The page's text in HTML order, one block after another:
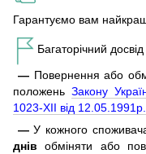
Гарантуємо вам
Багаторічний
— Повернення або
положень Закону
1023-XII від 12.05.1991р.
—У кожного
днів обміняти або